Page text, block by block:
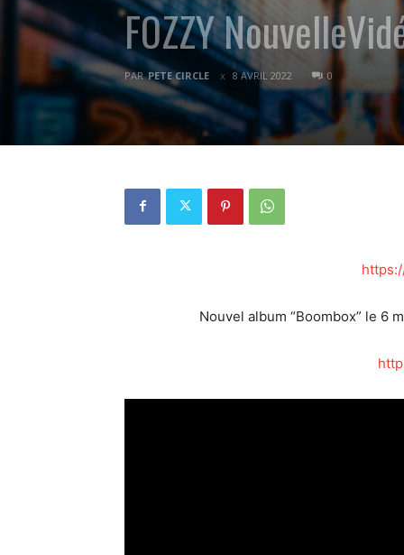
FOZZY
PAR PETE CIRCLE 8 AVRIL 2022 0
Nouvel album “Boombox” le 6